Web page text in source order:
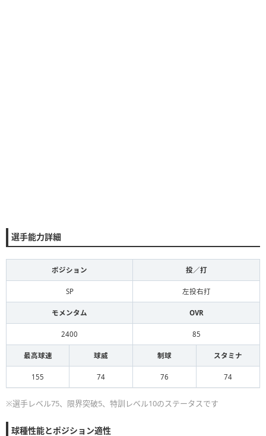
選手能力詳細
ポジション 投／打
SP 左投右打
モメンタム OVR
2400 85
最高球速 球威 制球 スタミナ
155 74 76 74
※選手レベル75、限界突破5、特訓レベル10のステータスです
球種性能とポジション適性